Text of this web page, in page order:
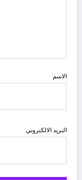
الاسم
البريد الالكتروني